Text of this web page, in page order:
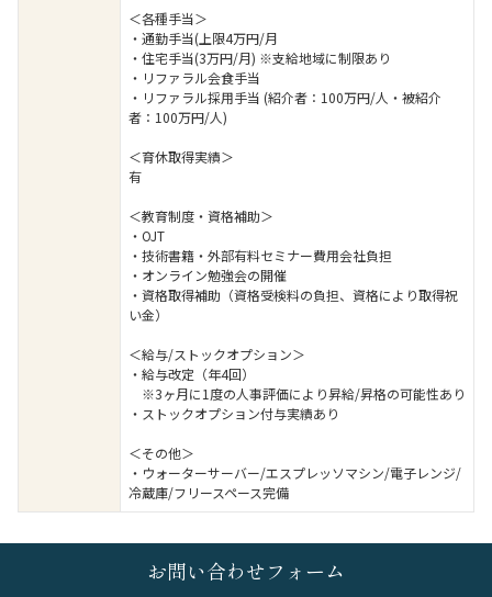
＜各種手当＞
・通勤手当(上限4万円/月
・住宅手当(3万円/月) ※支給地域に制限あり
・リファラル会食手当
・リファラル採用手当 (紹介者：100万円/人・被紹介
者：100万円/人)
＜育休取得実績＞
有
＜教育制度・資格補助＞
・OJT
・技術書籍・外部有料セミナー費用会社負担
・オンライン勉強会の開催
・資格取得補助（資格受検料の負担、資格により取得祝
い金）
＜給与/ストックオプション＞
・給与改定（年4回）
※3ヶ月に1度の人事評価により昇給/昇格の可能性あり
・ストックオプション付与実績あり
＜その他＞
・ウォーターサーバー/エスプレッソマシン/電子レンジ/
冷蔵庫/フリースペース完備
お問い合わせフォーム